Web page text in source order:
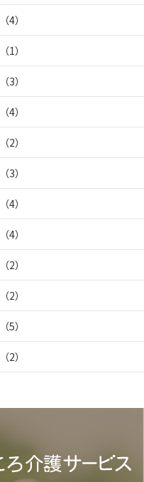
（4）
（1）
（3）
（4）
（2）
（3）
（4）
（4）
（2）
（2）
（5）
（2）